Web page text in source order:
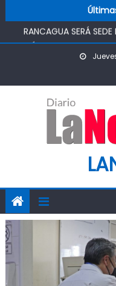
RANCAGUA SERÁ
MÁS IMPORTANTES
TOP DE RANCAGUA
PRESIDIO, AUTOR DE
ASOCIACIÓN JUNG
ESCOLARES EN
“CHAO TÓMBOLA”:
DE PROYECTO QUE
SISTEMA DE ADMISIÓN
CHILEATIENDE